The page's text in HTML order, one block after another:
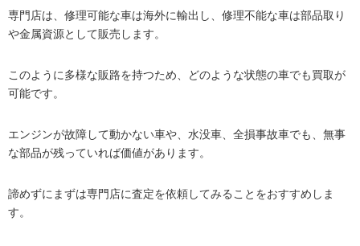
専門店は、修理可能な車は海外に輸出し、修理不能な車は部品取り
や金属資源として販売します。
このように多様な販路を持つため、どのような状態の車でも買取が
可能です。
エンジンが故障して動かない車や、水没車、全損事故車でも、無事
な部品が残っていれば価値があります。
諦めずにまずは専門店に査定を依頼してみることをおすすめしま
す。